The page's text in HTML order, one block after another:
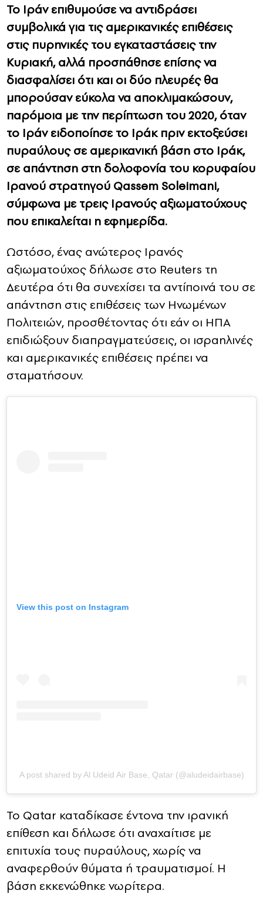
Το Ιράν επιθυμούσε να αντιδράσει
συμβολικά για τις αμερικανικές επιθέσεις
στις πυρηνικές του εγκαταστάσεις την
Κυριακή, αλλά προσπάθησε επίσης να
διασφαλίσει ότι και οι δύο πλευρές θα
μπορούσαν εύκολα να αποκλιμακώσουν,
παρόμοια με την περίπτωση του 2020, όταν
το Ιράν ειδοποίησε το Ιράκ πριν εκτοξεύσει
πυραύλους σε αμερικανική βάση στο Ιράκ,
σε απάντηση στη δολοφονία του κορυφαίου
Ιρανού στρατηγού Qassem Soleimani,
σύμφωνα με τρεις Ιρανούς αξιωματούχους
που επικαλείται η εφημερίδα.
Ωστόσο, ένας ανώτερος Ιρανός
αξιωματούχος δήλωσε στο Reuters τη
Δευτέρα ότι θα συνεχίσει τα αντίποινά του σε
απάντηση στις επιθέσεις των Ηνωμένων
Πολιτειών, προσθέτοντας ότι εάν οι ΗΠΑ
επιδιώξουν διαπραγματεύσεις, οι ισραηλινές
και αμερικανικές επιθέσεις πρέπει να
σταματήσουν.
View this post on Instagram
A post shared by Al Udeid Air Base, Qatar (@aludeidairbase)
Το Qatar καταδίκασε έντονα την ιρανική
επίθεση και δήλωσε ότι αναχαίτισε με
επιτυχία τους πυραύλους, χωρίς να
αναφερθούν θύματα ή τραυματισμοί. Η
βάση εκκενώθηκε νωρίτερα.